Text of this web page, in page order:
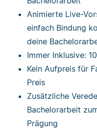
Animierte Live-
einfach Bindung
deine
Immer Inklusive:
Kein Aufpreis für
Preis
Zusätzliche
Bachelorarbeit
Prägung